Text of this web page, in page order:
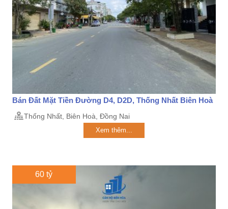
Bán Đất Mặt Tiền Đường D4, D2D, Thống Nhất Biên Hoà
Thống Nhất, Biên Hoà, Đồng Nai
Xem thêm...
60 tỷ